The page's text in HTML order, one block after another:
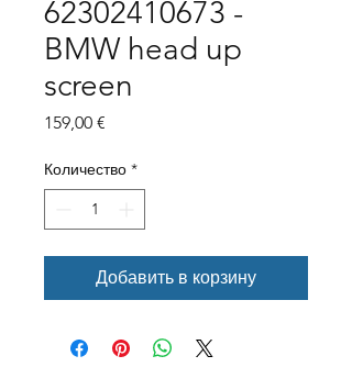
62302410673 -
BMW head up
screen
159,00 €
Количество *
Добавить в корзину